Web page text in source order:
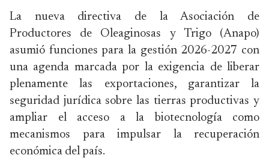
La nueva directiva de la Asociación de
Productores de Oleaginosas y Trigo (Anapo)
asumió funciones para la gestión 2026-2027 con
una agenda marcada por la exigencia de liberar
plenamente las exportaciones, garantizar la
seguridad jurídica sobre las tierras productivas y
ampliar el acceso a la biotecnología como
mecanismos para impulsar la recuperación
económica del país.